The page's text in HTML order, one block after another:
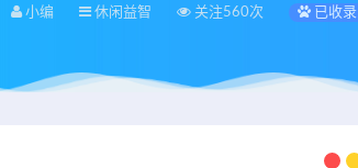
小编 休闲益智 关注560次 已收录